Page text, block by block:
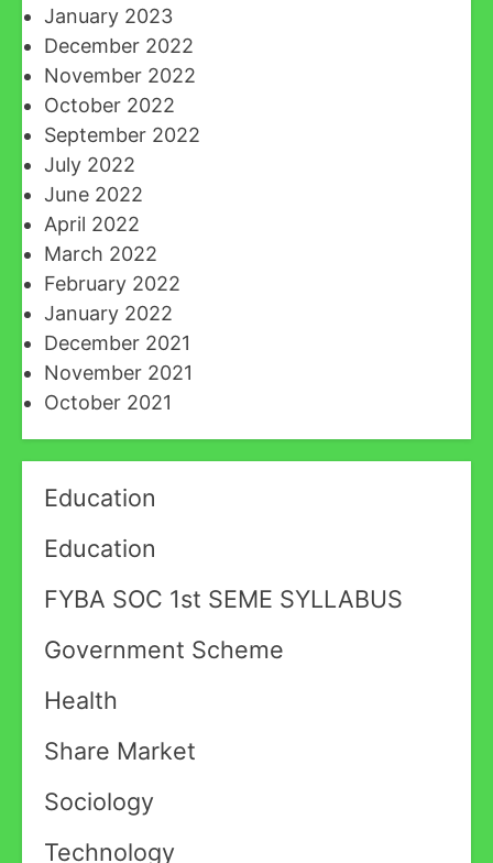
January 2023
December 2022
November 2022
October 2022
September 2022
July 2022
June 2022
April 2022
March 2022
February 2022
January 2022
December 2021
November 2021
October 2021
Education
Education
FYBA SOC 1st SEME SYLLABUS
Government Scheme
Health
Share Market
Sociology
Technology